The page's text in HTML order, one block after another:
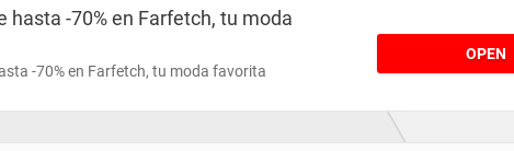
hasta -70% en Farfetch, tu moda
-70% en Farfetch, tu moda favorita
OPEN